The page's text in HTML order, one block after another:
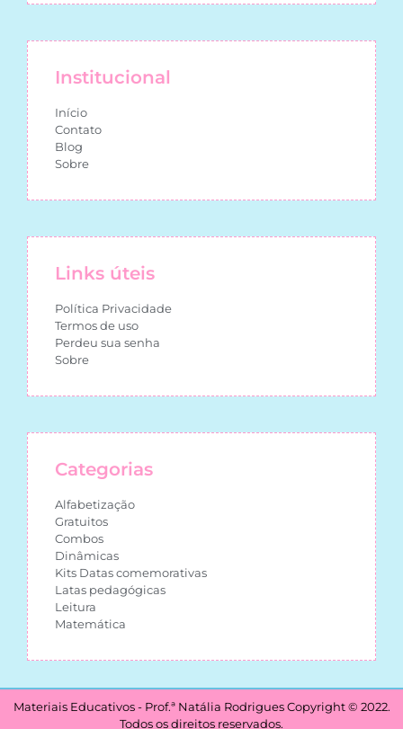
Institucional
Início
Contato
Blog
Sobre
Links úteis
Política Privacidade
Termos de uso
Perdeu sua senha
Sobre
Categorias
Alfabetização
Gratuitos
Combos
Dinâmicas
Kits Datas comemorativas
Latas pedagógicas
Leitura
Matemática
Materiais Educativos - Prof.ª Natália Rodrigues Copyright © 2022.
Todos os direitos reservados.